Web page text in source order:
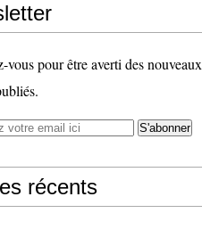
vous pour être averti des nouveaux
récents